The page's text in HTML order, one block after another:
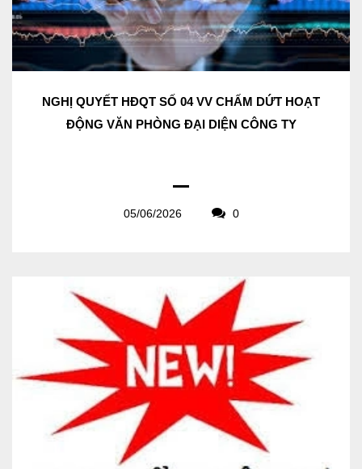
NGHỊ QUYẾT HĐQT SỐ 04 VV CHẤM DỨT HOẠT
ĐỘNG VĂN PHÒNG ĐẠI DIỆN CÔNG TY
05/06/2026 0